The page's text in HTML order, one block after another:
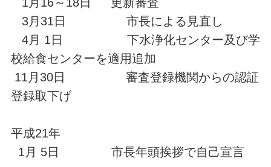
3月31日 市長による見直し
4月 1日 下水浄化センター及び学
校給食センターを適用追加
11月30日 審査登録機関からの認証
登録取下げ
平成21年
1月 5日 市長年頭挨拶で自己宣言